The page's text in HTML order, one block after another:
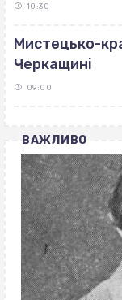
10:30
Мистецько-
Черкащині
09:00
ВАЖЛИВО